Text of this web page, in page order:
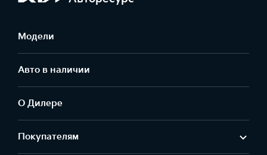
Модели
Авто в наличии
О Дилере
Покупателям